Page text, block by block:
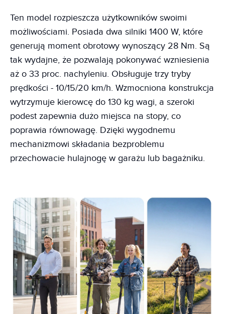
Ten model rozpieszcza użytkowników swoimi
możliwościami. Posiada dwa silniki 1400 W, które
generują moment obrotowy wynoszący 28 Nm. Są
tak wydajne, że pozwalają pokonywać wzniesienia
aż o 33 proc. nachyleniu. Obsługuje trzy tryby
prędkości - 10/15/20 km/h. Wzmocniona konstrukcja
wytrzymuje kierowcę do 130 kg wagi, a szeroki
podest zapewnia dużo miejsca na stopy, co
poprawia równowagę. Dzięki wygodnemu
mechanizmowi składania bezproblemu
przechowacie hulajnogę w garażu lub bagażniku.